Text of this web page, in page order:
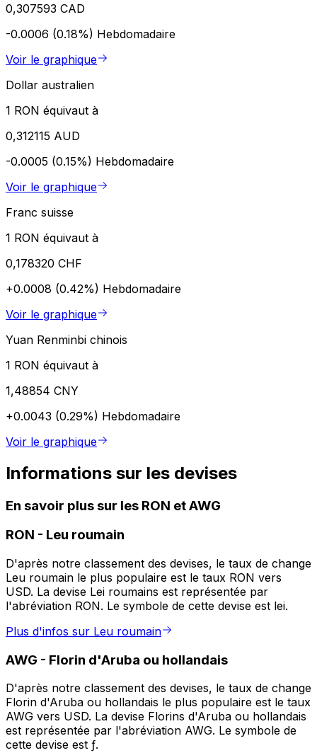
0,307593 CAD
-0.0006 (0.18%) Hebdomadaire
Voir le graphique
Dollar australien
1 RON équivaut à
0,312115 AUD
-0.0005 (0.15%) Hebdomadaire
Voir le graphique
Franc suisse
1 RON équivaut à
0,178320 CHF
+0.0008 (0.42%) Hebdomadaire
Voir le graphique
Yuan Renminbi chinois
1 RON équivaut à
1,48854 CNY
+0.0043 (0.29%) Hebdomadaire
Voir le graphique
Informations sur les devises
En savoir plus sur les RON et AWG
RON - Leu roumain
D'après notre classement des devises, le taux de change
Leu roumain le plus populaire est le taux RON vers
USD. La devise Lei roumains est représentée par
l'abréviation RON. Le symbole de cette devise est lei.
Plus d'infos sur Leu roumain
AWG - Florin d'Aruba ou hollandais
D'après notre classement des devises, le taux de change
Florin d'Aruba ou hollandais le plus populaire est le taux
AWG vers USD. La devise Florins d'Aruba ou hollandais
est représentée par l'abréviation AWG. Le symbole de
cette devise est ƒ.